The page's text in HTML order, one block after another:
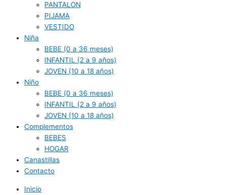
PANTALON
PIJAMA
VESTIDO
Niña
BEBE (0 a 36 meses)
INFANTIL (2 a 9 años)
JOVEN (10 a 18 años)
Niño
BEBE (0 a 36 meses)
INFANTIL (2 a 9 años)
JOVEN (10 a 18 años)
Complementos
BEBES
HOGAR
Canastillas
Contacto
Inicio